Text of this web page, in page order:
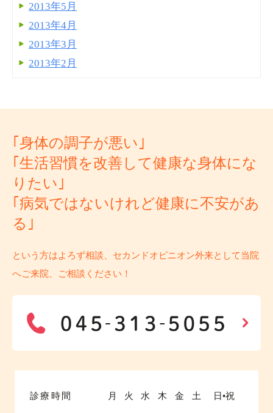
2013年5月
2013年4月
2013年3月
2013年2月
｢身体の調子が悪い｣
｢生活習慣を改善して健康な身体にな
りたい｣
｢病気ではないけれど健康に不安があ
る｣
という方はよろず相談、セカンドオピニオン外来として当院
へご来院、ご相談ください！
診療時間 月 火 水 木 金 土 日•祝